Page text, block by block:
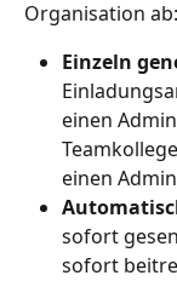
Organisation ab:
Einzeln
einen
einen
sofort
sofort